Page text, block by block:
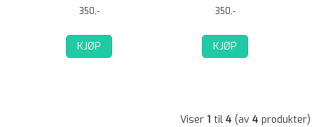
350,-
KJØP
350,-
KJØP
Viser 1 til 4 (av 4 produkter)